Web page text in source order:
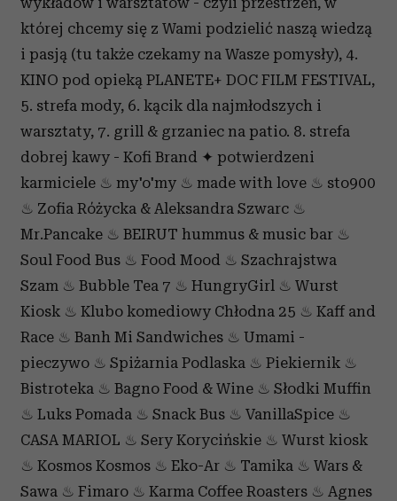
której chcemy się z Wami podzielić naszą wiedzą
i pasją (tu także czekamy na Wasze pomysły), 4.
KINO pod opieką PLANETE+ DOC FILM FESTIVAL,
5. strefa mody, 6. kącik dla najmłodszych i
warsztaty, 7. grill & grzaniec na patio. 8. strefa
dobrej kawy - Kofi Brand ✦ potwierdzeni
karmiciele ♨ my'o'my ♨ made with love ♨ sto900
♨ Zofia Różycka & Aleksandra Szwarc ♨
Mr.Pancake ♨ BEIRUT hummus & music bar ♨
Soul Food Bus ♨ Food Mood ♨ Szachrajstwa
Szam ♨ Bubble Tea 7 ♨ HungryGirl ♨ Wurst
Kiosk ♨ Klubo komediowy Chłodna 25 ♨ Kaff and
Race ♨ Banh Mi Sandwiches ♨ Umami -
pieczywo ♨ Spiżarnia Podlaska ♨ Piekiernik ♨
Bistroteka ♨ Bagno Food & Wine ♨ Słodki Muffin
♨ Luks Pomada ♨ Snack Bus ♨ VanillaSpice ♨
CASA MARIOL ♨ Sery Korycińskie ♨ Wurst kiosk
♨ Kosmos Kosmos ♨ Eko-Ar ♨ Tamika ♨ Wars &
Sawa ♨ Fimaro ♨ Karma Coffee Roasters ♨ Agnes